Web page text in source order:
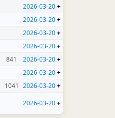
2026-03-20+
2026-03-20+
2026-03-20+
2026-03-20+
841 2026-03-20+
2026-03-20+
1041 2026-03-20+
2026-03-20+